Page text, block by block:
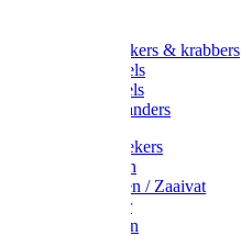
Onkruidstekers & krabbers
Hartschoffels
Ruitschoffels
Onkruidbranders
Graskantstekers
Verticuteren
Strooiwagen / Zaaivat
Grasmaaier
Grasscharen